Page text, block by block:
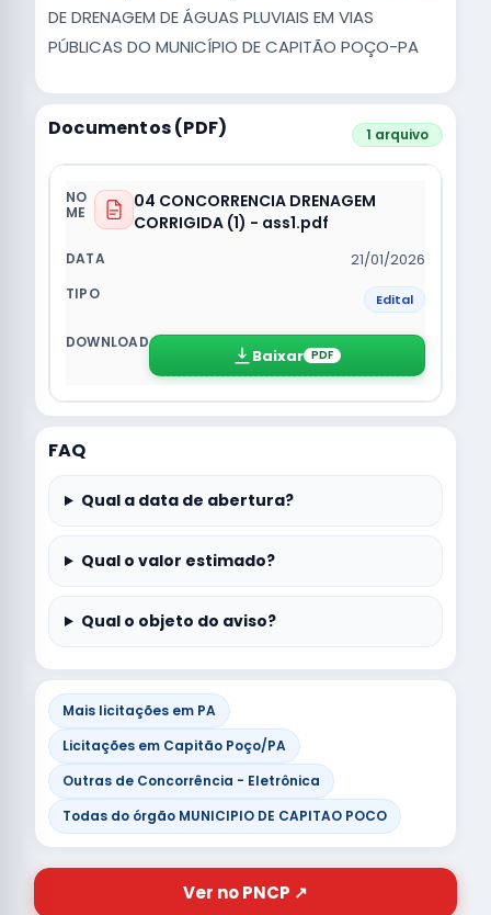
DE DRENAGEM DE ÁGUAS PLUVIAIS EM VIAS
PÚBLICAS DO MUNICÍPIO DE CAPITÃO POÇO-PA
Documentos (PDF) 1 arquivo
04 CONCORRENCIA DRENAGEM
CORRIGIDA (1) - ass1.pdf
21/01/2026
Edital
Baixar PDF
FAQ
Qual a data de abertura?
Qual o valor estimado?
Qual o objeto do aviso?
Mais licitações em PA
Licitações em Capitão Poço/PA
Outras de Concorrência - Eletrônica
Todas do órgão MUNICIPIO DE CAPITAO POCO
Ver no PNCP ↗